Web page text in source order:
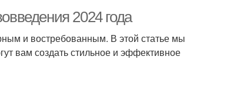
2024 года
и востребованным. В этой статье мы
вам создать стильное и эффективное